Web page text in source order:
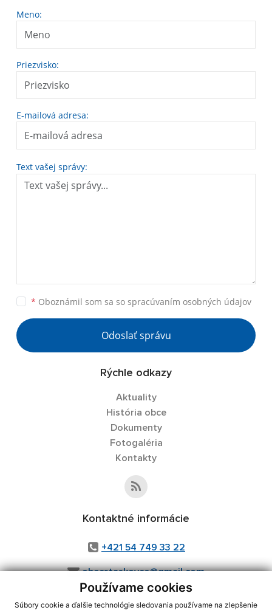
Používame cookies
Súbory cookie a ďalšie technológie sledovania používame na zlepšenie
Meno:
Priezvisko:
E-mailová adresa:
Text vašej správy:
* Oboznámil som sa so spracúvaním osobných údajov
Odoslať správu
Rýchle odkazy
Aktuality
História obce
Dokumenty
Fotogaléria
Kontakty
Kontaktné informácie
+421 54 749 33 22
obecstaskovce@gmail.com